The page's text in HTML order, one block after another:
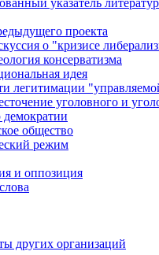
указатель
проекта
о "кризисе
консерватизма
идея
легитимации
уголовного и
демократии
общество
режим
и оппозиция
других организаций